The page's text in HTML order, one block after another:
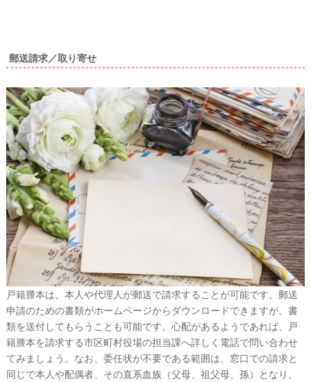
郵送請求／取り寄せ
戸籍謄本は、本人や代理人が郵送で請求することが可能です。 郵送
申請のための書類がホームページからダウンロードできますが、書
類を送付してもらうことも可能です。心配があるようであれば、戸
籍謄本を請求する市区町村役場の担当課へ詳しく電話で問い合わせ
てみましょう。なお、委任状が不要である範囲は、窓口での請求と
同じで本人や配偶者、その直系血族（父母、祖父母、孫）となり、